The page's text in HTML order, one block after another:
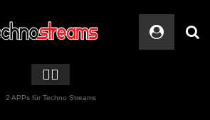
🏳️‍🌈
2 APPs für Techno Streams